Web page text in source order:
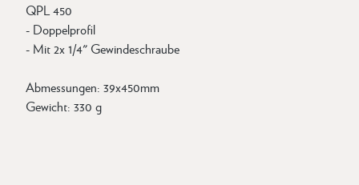
QPL 450
- Doppelprofil
- Mit 2x 1/4" Gewindeschraube
Abmessungen: 39x450mm
Gewicht: 330 g